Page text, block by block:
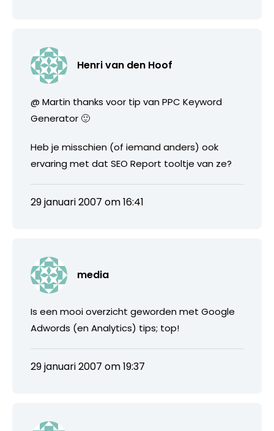
Henri van den Hoof
@ Martin thanks voor tip van PPC Keyword
Generator 🙂
Heb je misschien (of iemand anders) ook
ervaring met dat SEO Report tooltje van ze?
29 januari 2007 om 16:41
media
Is een mooi overzicht geworden met Google
Adwords (en Analytics) tips; top!
29 januari 2007 om 19:37